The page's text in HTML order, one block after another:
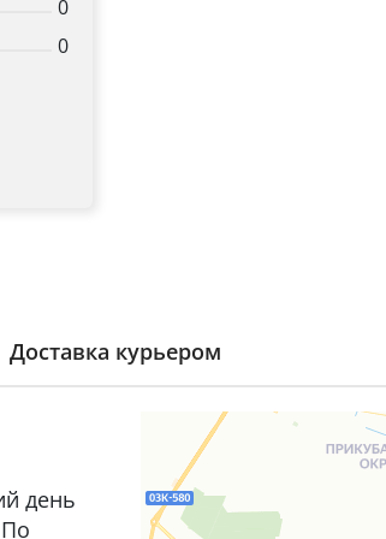
0
0
Доставка курьером
день